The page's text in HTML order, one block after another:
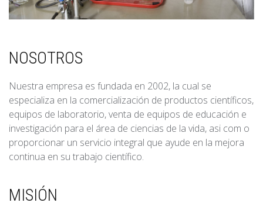
NOSOTROS
Nuestra empresa es fundada en 2002, la cual se
especializa en la comercialización de productos científicos,
equipos de laboratorio, venta de equipos de educación e
investigación para el área de ciencias de la vida, asi com o
proporcionar un servicio integral que ayude en la mejora
continua en su trabajo científico.
MISIÓN